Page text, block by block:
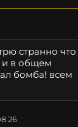
странно что
и в общем
бомба! всем